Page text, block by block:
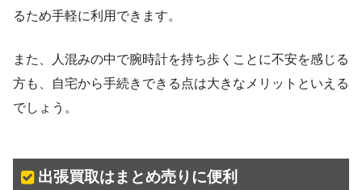
るため手軽に利用できます。
また、人混みの中で腕時計を持ち歩くことに不安を感じる
方も、自宅から手続きできる点は大きなメリットといえる
でしょう。
出張買取はまとめ売りに便利